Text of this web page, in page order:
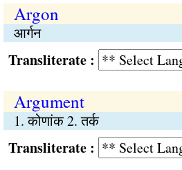
Argon
आर्गन
:
Argument
1. कोणांक 2. तर्क
: